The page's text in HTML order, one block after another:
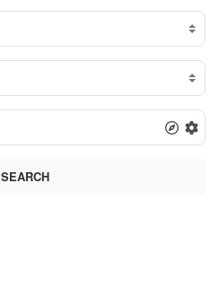
SEARCH